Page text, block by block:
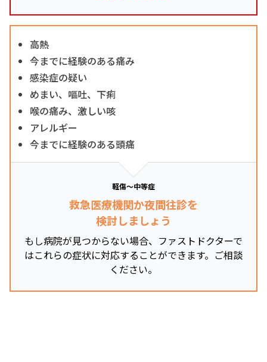
高熱
今までに経験のある痛み
感染症の疑い
めまい、嘔吐、下痢
喉の痛み、激しい咳
アレルギー
今までに経験のある頭痛
軽傷～中等症
救急医療機関か夜間往診を
検討しましょう
もし病院が見つからない場合、ファストドクターで
はこれらの症状に対応することができます。ご相談
ください。